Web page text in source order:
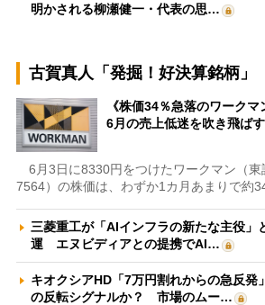
明かされる柳瀬健一・代表の思…
古賀真人「発掘！好決算銘柄」
《株価34％急落のワークマ
6月の売上低迷を吹き飛ば
6月3日に8330円をつけたワークマン（東
7564）の株価は、わずか1カ月あまりで約
三菱重工が「AIインフラの新たな主役」
運 エヌビディアとの提携でAI…
キオクシアHD「7万円割れからの急反発
の反転シグナルか？ 市場のムー…